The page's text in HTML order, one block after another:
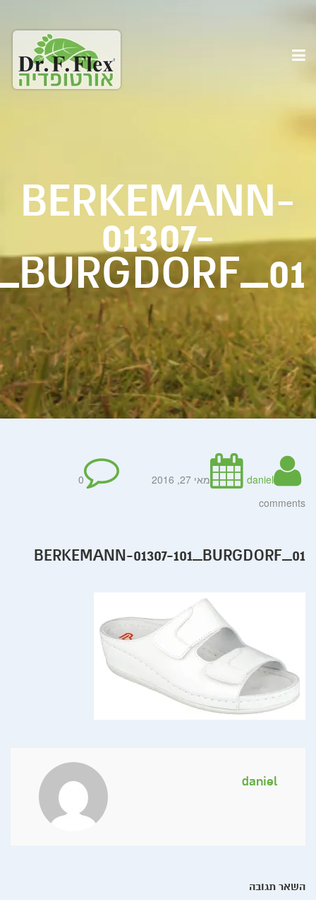
BERKEMANN-
01307-
daniel מאי 27, 2016
0
comments
BERKEMANN-01307-101_BURGDORF_01
daniel
השאר תגובה